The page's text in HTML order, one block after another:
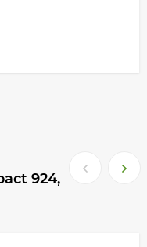
924,